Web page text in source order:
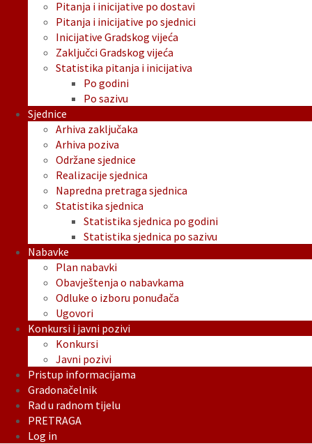
Pitanja i inicijative po dostavi
Pitanja i inicijative po sjednici
Inicijative Gradskog vijeća
Zaključci Gradskog vijeća
Statistika pitanja i inicijativa
Po godini
Po sazivu
Sjednice
Arhiva zaključaka
Arhiva poziva
Održane sjednice
Realizacije sjednica
Napredna pretraga sjednica
Statistika sjednica
Statistika sjednica po godini
Statistika sjednica po sazivu
Nabavke
Plan nabavki
Obavještenja o nabavkama
Odluke o izboru ponuđača
Ugovori
Konkursi i javni pozivi
Konkursi
Javni pozivi
Pristup informacijama
Gradonačelnik
Rad u radnom tijelu
PRETRAGA
Log in